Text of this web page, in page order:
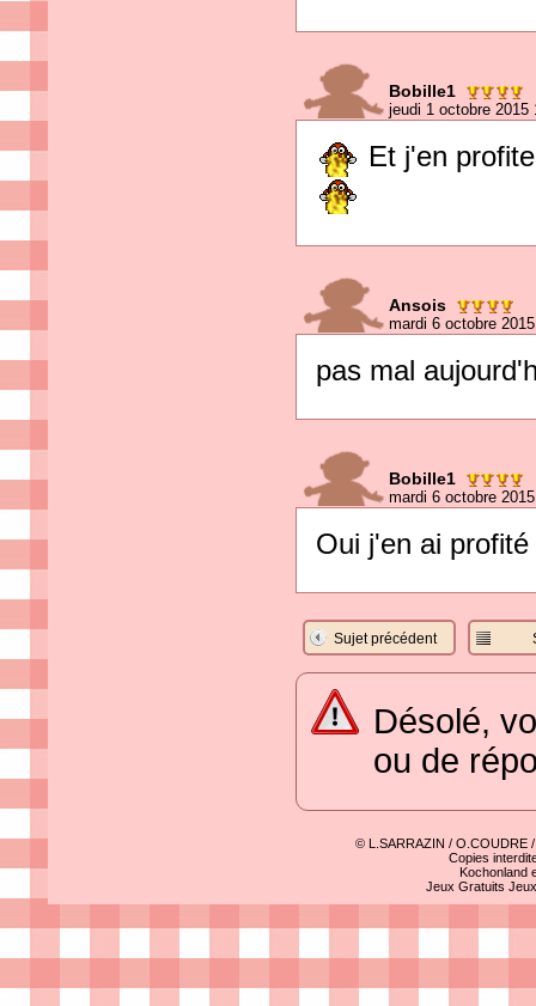
Bobille1
jeudi 1 octobre 2015
Et j'en
Ansois
mardi 6 octobre
pas mal
Bobille1
mardi 6 octobre
Oui j'en ai
Sujet précédent
Désolé,
ou de
© L.SARRAZIN / O.COUDRE
Copies
Kochonland
Jeux Gratuits Jeux